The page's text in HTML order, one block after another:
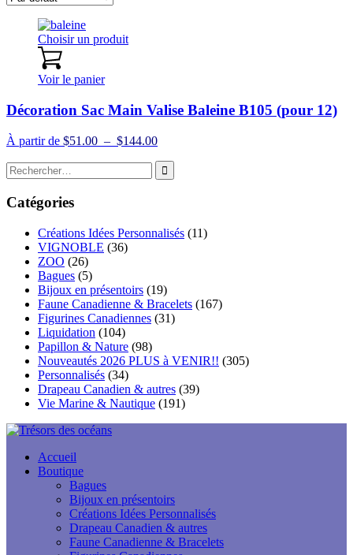
Choisir un produit
Voir le panier
Décoration Sac Main Valise Baleine B105 (pour 12)
À partir de $51.00 – $144.00Plage
prix :
$51.00
Recherche
pour
:Catégories
Créations Idées Personnalisés (11)
VIGNOBLE (36)
ZOO (26)
Bagues (5)
Bijoux en présentoirs (19)
Faune Canadienne & Bracelets (167)
Figurines Canadiennes (31)
Liquidation (104)
Papillon & Nature (98)
Nouveautés 2026 PLUS à VENIR!! (305)
Personnalisés (34)
Drapeau Canadien & autres (39)
Vie Marine & Nautique (191)
Accueil
Boutique
Bagues
Bijoux en présentoirs
Créations Idées Personnalisés
Drapeau Canadien & autres
Faune Canadienne & Bracelets